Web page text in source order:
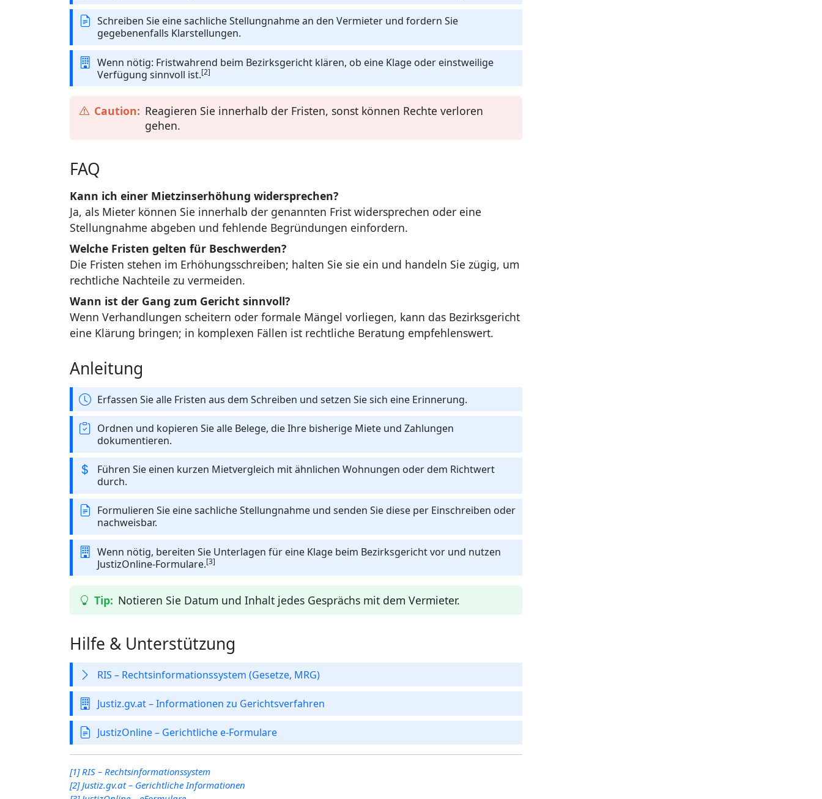
Schreiben Sie eine sachliche Stellungnahme an den Vermieter und fordern Sie
gegebenenfalls Klarstellungen.
Wenn nötig: Fristwahrend beim Bezirksgericht klären, ob eine Klage oder einstweilige
Verfügung sinnvoll ist.[2]
Reagieren Sie innerhalb der Fristen, sonst können Rechte verloren
gehen.
FAQ
Kann ich einer Mietzinserhöhung widersprechen?
Ja, als Mieter können Sie innerhalb der genannten Frist widersprechen oder eine
Stellungnahme abgeben und fehlende Begründungen einfordern.
Welche Fristen gelten für Beschwerden?
Die Fristen stehen im Erhöhungsschreiben; halten Sie sie ein und handeln Sie zügig, um
rechtliche Nachteile zu vermeiden.
Wann ist der Gang zum Gericht sinnvoll?
Wenn Verhandlungen scheitern oder formale Mängel vorliegen, kann das Bezirksgericht
eine Klärung bringen; in komplexen Fällen ist rechtliche Beratung empfehlenswert.
Anleitung
Erfassen Sie alle Fristen aus dem Schreiben und setzen Sie sich eine Erinnerung.
Ordnen und kopieren Sie alle Belege, die Ihre bisherige Miete und Zahlungen
dokumentieren.
Führen Sie einen kurzen Mietvergleich mit ähnlichen Wohnungen oder dem Richtwert
durch.
Formulieren Sie eine sachliche Stellungnahme und senden Sie diese per Einschreiben oder
nachweisbar.
Wenn nötig, bereiten Sie Unterlagen für eine Klage beim Bezirksgericht vor und nutzen
JustizOnline-Formulare.[3]
Notieren Sie Datum und Inhalt jedes Gesprächs mit dem Vermieter.
Hilfe & Unterstützung
RIS – Rechtsinformationssystem (Gesetze, MRG)
Justiz.gv.at – Informationen zu Gerichtsverfahren
JustizOnline – Gerichtliche e‑Formulare
[1] RIS – Rechtsinformationssystem
[2] Justiz.gv.at – Gerichtliche Informationen